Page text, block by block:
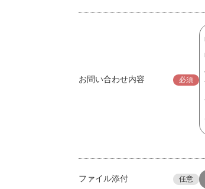
お問い合わせ内容 必須
ファイル添付 任意